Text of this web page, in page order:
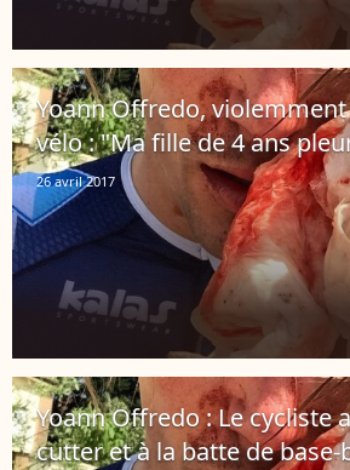
Yoann Offredo, violemment
vélo : "Ma fille de 4 ans
26 avril 2017
Yoann Offredo : Le cycliste
cutter et à la batte de base-